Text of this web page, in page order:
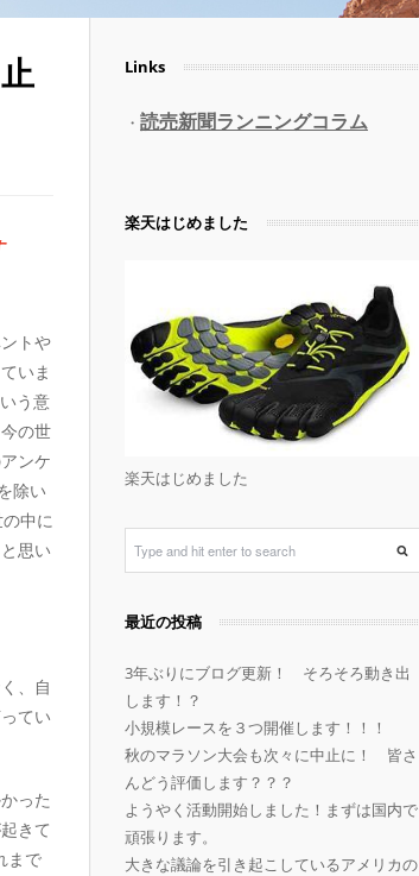
トや
いま
う意
の世
ンケ
除い
中に
思い
、自
てい
った
きて
まで
Links
・ 読売新聞ランニングコラム
楽天はじめました
楽天はじめました
最近の投稿
3年ぶりにブログ更新！ そろそろ動き出
します！？
小規模レースを３つ開催します！！！
秋のマラソン大会も次々に中止に！ 皆さ
んどう評価します？？？
ようやく活動開始しました！まずは国内で
頑張ります。
大きな議論を引き起こしているアメリカの